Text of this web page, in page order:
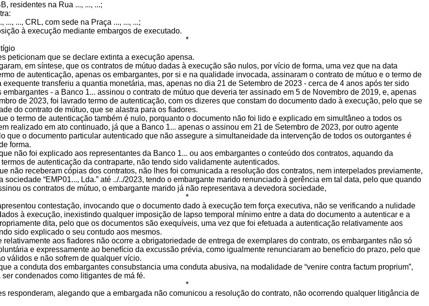
residentes na Rua ..., ..., ...;
..., ..., CRL, com sede na Praça ..., ..., ...;
à execução mediante embargos de executado.
*
peticionam que se declare extinta a execução apensa.
em síntese, que os contratos de mútuo dadas à execução são nulos, por vício de forma, uma vez que na data
de autenticação, apenas os embargantes, por si e na qualidade invocada, assinaram o contrato de mútuo e o termo de
exequente transferiu a quantia monetária, mas, apenas no dia 21 de Setembro de 2023 - cerca de 4 anos após ter sido
embargantes - a Banco 1... assinou o contrato de mútuo que deveria ter assinado em 5 de Novembro de 2019, e, apenas
de 2023, foi lavrado termo de autenticação, com os dizeres que constam do documento dado à execução, pelo que se
do contrato de mútuo, que se alastra para os fiadores.
o termo de autenticação também é nulo, porquanto o documento não foi lido e explicado em simultâneo a todos os
realizado em ato continuado, já que a Banco 1... apenas o assinou em 21 de Setembro de 2023, por outro agente
que o documento particular autenticado que não assegure a simultaneidade da intervenção de todos os outorgantes é
forma.
não foi explicado aos representantes da Banco 1... ou aos embargantes o conteúdo dos contratos, aquando da
de autenticação da contraparte, não tendo sido validamente autenticados.
não receberam cópias dos contratos, não lhes foi comunicada a resolução dos contratos, nem interpelados previamente,
sociedade “EMP01..., Lda.” até ../../2023, tendo o embargante marido renunciado à gerência em tal data, pelo que quando
os contratos de mútuo, o embargante marido já não representava a devedora sociedade,
*
contestação, invocando que o documento dado à execução tem força executiva, não se verificando a nulidade
à execução, inexistindo qualquer imposição de lapso temporal mínimo entre a data do documento a autenticar e a
dita, pelo que os documentos são exequíveis, uma vez que foi efetuada a autenticação relativamente aos
sido explicado o seu contudo aos mesmos.
relativamente aos fiadores não ocorre a obrigatoriedade de entrega de exemplares do contrato, os embargantes não só
e expressamente ao benefício da excussão prévia, como igualmente renunciaram ao benefício do prazo, pelo que
válidos e não sofrem de qualquer vício.
a conduta dos embargantes consubstancia uma conduta abusiva, na modalidade de “venire contra factum proprium”,
condenados como litigantes de má fé.
*
responderam, alegando que a embargada não comunicou a resolução do contrato, não ocorrendo qualquer litigância de